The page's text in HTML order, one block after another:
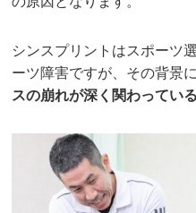
シンスプリントはスポーツ
ーツ障害ですが、その背景
スの崩れが深く関わってい